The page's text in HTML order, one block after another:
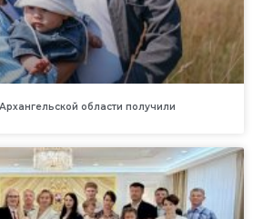
области получили